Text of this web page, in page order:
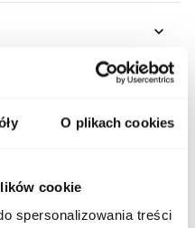
O plikach cookies
cookie
spersonalizowania treści
jest możliwe za pomocą